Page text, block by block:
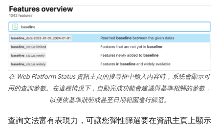
在 Web Platform Status 資訊主頁的搜尋框中輸入內容時，系統會顯示可
用的查詢參數。在這種情況下，自動完成功能會建議與基準相關的參數，
以便依基準狀態或甚至日期範圍進行篩選。
查詢文法富有表現力，可讓您彈性篩選要在資訊主頁上顯示